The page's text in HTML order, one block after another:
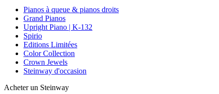
Pianos à queue & pianos droits
Grand Pianos
Upright Piano | K-132
Spirio
Editions Limitées
Color Collection
Crown Jewels
Steinway d'occasion
Acheter un Steinway